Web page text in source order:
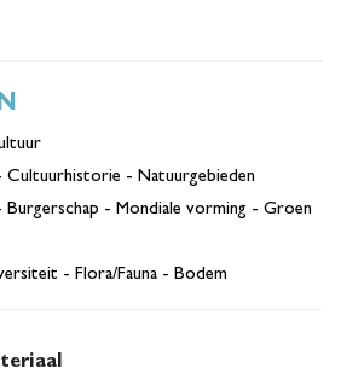
Cultuurhistorie - Natuurgebieden
Burgerschap - Mondiale vorming - Groen
- Flora/Fauna - Bodem